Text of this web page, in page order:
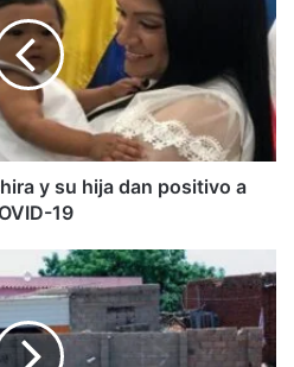
y su hija dan positivo a
19